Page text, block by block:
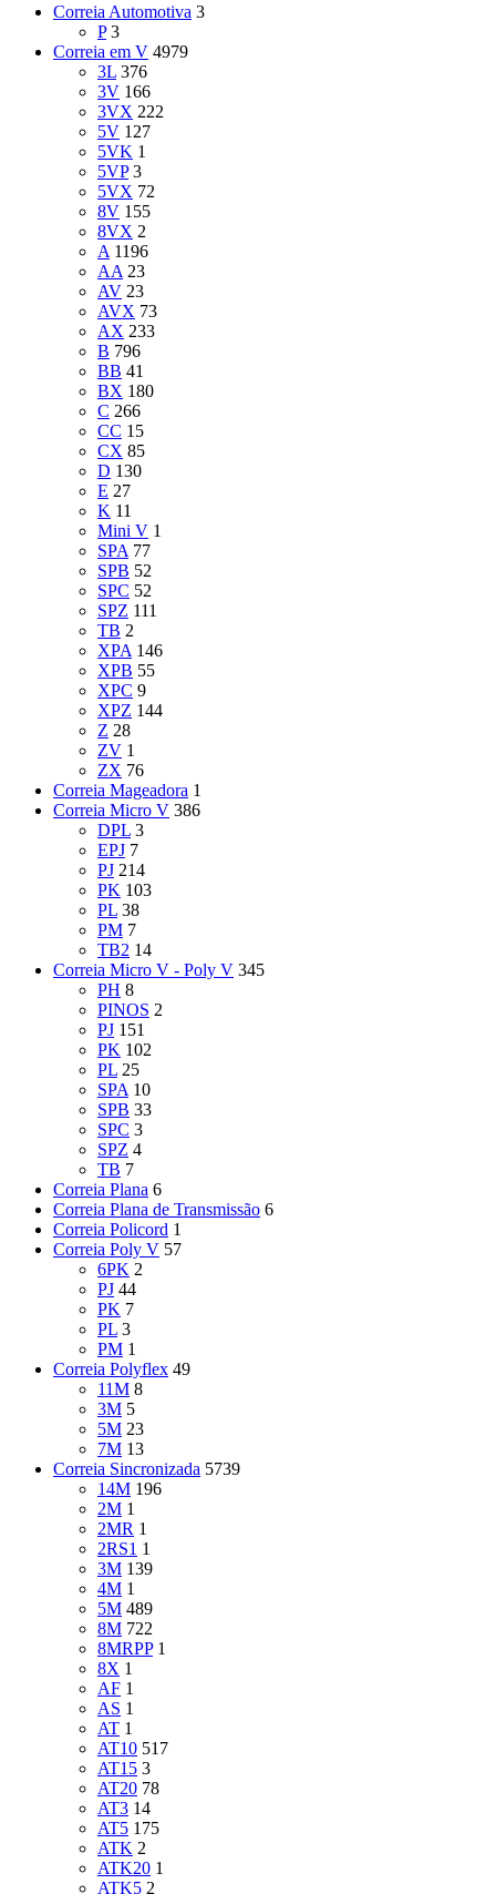
Correia Automotiva 3
P 3
Correia em V 4979
3L 376
3V 166
3VX 222
5V 127
5VK 1
5VP 3
5VX 72
8V 155
8VX 2
A 1196
AA 23
AV 23
AVX 73
AX 233
B 796
BB 41
BX 180
C 266
CC 15
CX 85
D 130
E 27
K 11
Mini V 1
SPA 77
SPB 52
SPC 52
SPZ 111
TB 2
XPA 146
XPB 55
XPC 9
XPZ 144
Z 28
ZV 1
ZX 76
Correia Mageadora 1
Correia Micro V 386
DPL 3
EPJ 7
PJ 214
PK 103
PL 38
PM 7
TB2 14
Correia Micro V - Poly V 345
PH 8
PINOS 2
PJ 151
PK 102
PL 25
SPA 10
SPB 33
SPC 3
SPZ 4
TB 7
Correia Plana 6
Correia Plana de Transmissão 6
Correia Policord 1
Correia Poly V 57
6PK 2
PJ 44
PK 7
PL 3
PM 1
Correia Polyflex 49
11M 8
3M 5
5M 23
7M 13
Correia Sincronizada 5739
14M 196
2M 1
2MR 1
2RS1 1
3M 139
4M 1
5M 489
8M 722
8MRPP 1
8X 1
AF 1
AS 1
AT 1
AT10 517
AT15 3
AT20 78
AT3 14
AT5 175
ATK 2
ATK20 1
ATK5 2